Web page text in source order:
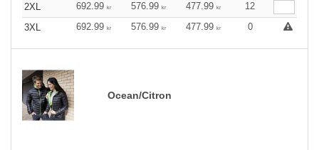
2XL
692.99 kr 576.99 kr 477.99 kr
12
3XL
692.99 kr 576.99 kr 477.99 kr 0
Ocean/Citron